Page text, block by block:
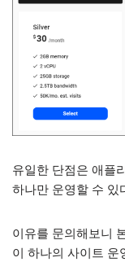
유일한 단점은 애플
하나만 운영할 수 있
이유를 문의해보니
이 하나의 사이트 운